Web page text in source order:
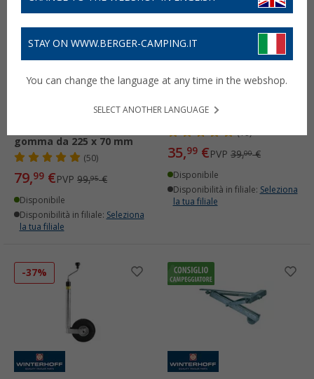
Ruotino per timone
integrato del carico di
gomma da 225 x 70 mm
(50)
79,99 €PVP 99,95€
Disponibile
Disponibilità in filiale: Seleziona
la tua filiale
Ruota di scorta
Winterhoff
35,99 €PVP 39,00€
Disponibile
Disponibilità in filiale: Seleziona
la tua filiale
-37%
STAY ON WWW.BERGER-CAMPING.IT
You can change the language at any time in the webshop.
SELECT ANOTHER LANGUAGE